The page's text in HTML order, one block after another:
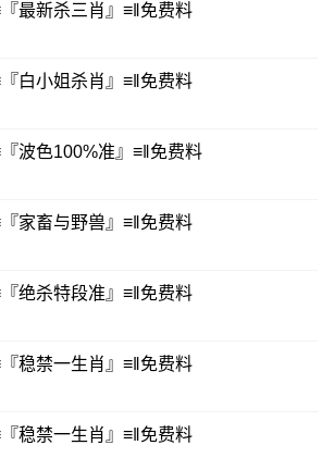
最新杀三肖』≡‖免费料
白小姐杀肖』≡‖免费料
波色100%准』≡‖免费料
家畜与野兽』≡‖免费料
绝杀特段准』≡‖免费料
稳禁一生肖』≡‖免费料
稳禁一生肖』≡‖免费料